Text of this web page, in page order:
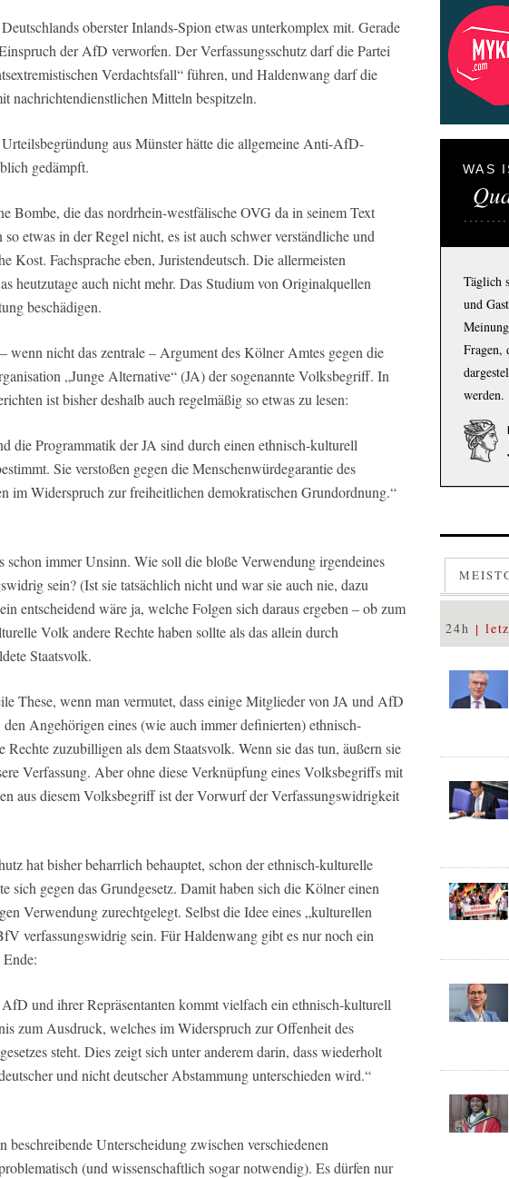
oberster Inlands-Spion etwas unterkomplex mit. Gerade
der AfD verworfen. Der Verfassungsschutz darf die Partei
Verdachtsfall“ führen, und Haldenwang darf die
nachrichtendienstlichen Mitteln bespitzeln.
aus Münster hätte die allgemeine Anti-AfD-
gedämpft.
Bombe, die das nordrhein-westfälische OVG da in seinem Text
so etwas in der Regel nicht, es ist auch schwer verständliche und
Kost. Fachsprache eben, Juristendeutsch. Die allermeisten
heutzutage auch nicht mehr. Das Studium von Originalquellen
beschädigen.
wenn nicht das zentrale – Argument des Kölner Amtes gegen die
„Junge Alternative“ (JA) der sogenannte Volksbegriff. In
ist bisher deshalb auch regelmäßig so etwas zu lesen:
die Programmatik der JA sind durch einen ethnisch-kulturell
Sie verstoßen gegen die Menschenwürdegarantie des
im Widerspruch zur freiheitlichen demokratischen Grundordnung.“
schon immer Unsinn. Wie soll die bloße Verwendung irgendeines
sein? (Ist sie tatsächlich nicht und war sie auch nie, dazu
entscheidend wäre ja, welche Folgen sich daraus ergeben – ob zum
Volk andere Rechte haben sollte als das allein durch
Staatsvolk.
These, wenn man vermutet, dass einige Mitglieder von JA und AfD
Angehörigen eines (wie auch immer definierten) ethnisch-
zuzubilligen als dem Staatsvolk. Wenn sie das tun, äußern sie
Verfassung. Aber ohne diese Verknüpfung eines Volksbegriffs mit
aus diesem Volksbegriff ist der Vorwurf der Verfassungswidrigkeit
hat bisher beharrlich behauptet, schon der ethnisch-kulturelle
sich gegen das Grundgesetz. Damit haben sich die Kölner einen
Verwendung zurechtgelegt. Selbst die Idee eines „kulturellen
verfassungswidrig sein. Für Haldenwang gibt es nur noch ein
und ihrer Repräsentanten kommt vielfach ein ethnisch-kulturell
zum Ausdruck, welches im Widerspruch zur Offenheit des
steht. Dies zeigt sich unter anderem darin, dass wiederholt
und nicht deutscher Abstammung unterschieden wird.“
beschreibende Unterscheidung zwischen verschiedenen
(und wissenschaftlich sogar notwendig). Es dürfen nur
WAS
Täglich
und
Fragen,
werden.
24h